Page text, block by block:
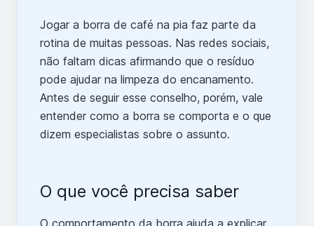
Jogar a borra de café na pia faz parte da
rotina de muitas pessoas. Nas redes sociais,
não faltam dicas afirmando que o resíduo
pode ajudar na limpeza do encanamento.
Antes de seguir esse conselho, porém, vale
entender como a borra se comporta e o que
dizem especialistas sobre o assunto.
O que você precisa saber
O comportamento da borra ajuda a explicar